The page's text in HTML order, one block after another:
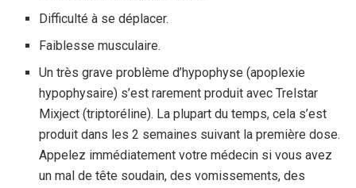
Difficulté à se déplacer.
Faiblesse musculaire.
Un très grave problème d’hypophyse (apoplexie
hypophysaire) s’est rarement produit avec Trelstar
Mixject (triptoréline). La plupart du temps, cela s’est
produit dans les 2 semaines suivant la première dose.
Appelez immédiatement votre médecin si vous avez
un mal de tête soudain, des vomissements, des